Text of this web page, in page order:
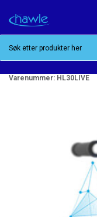
HAWLE.LIVE KEY
Varenummer: HL30LIVE